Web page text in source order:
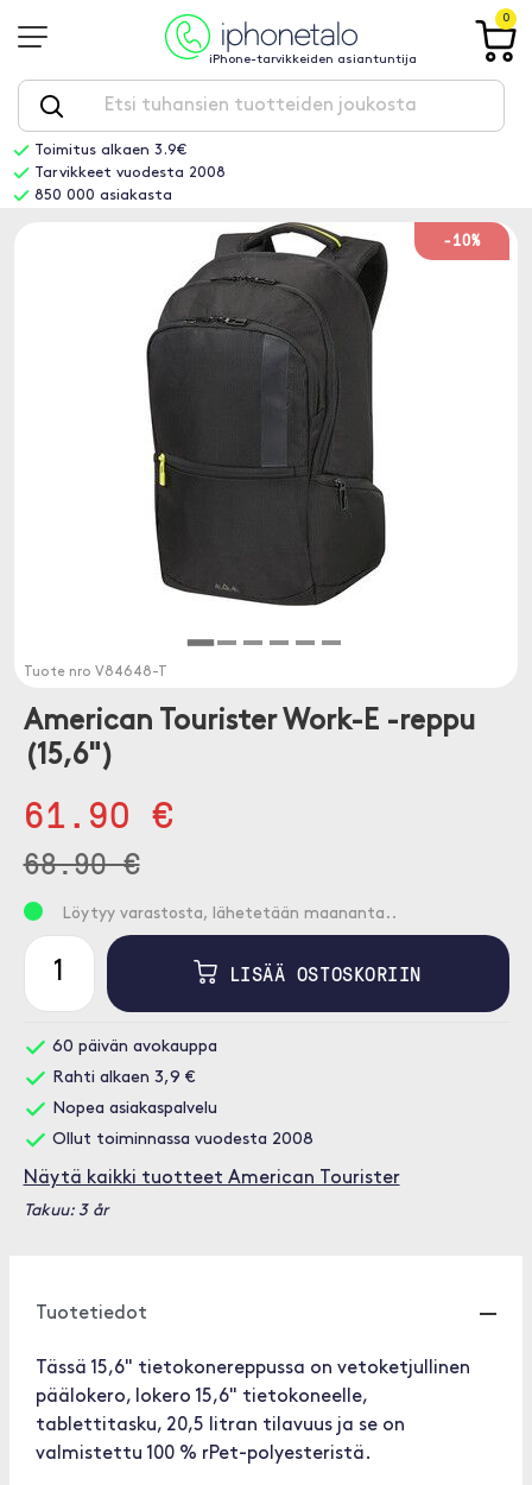
iPhone-tarvikkeiden asiantuntija
0
Toimitus alkaen 3.9€
Tarvikkeet vuodesta 2008
850 000 asiakasta
-10%
Tuote nro V84648-T
American Tourister Work-E -reppu
(15,6")
61.90 €
68.90 €
Löytyy varastosta, lähetetään maananta..
LISÄÄ OSTOSKORIIN
60 päivän avokauppa
Rahti alkaen 3,9 €
Nopea asiakaspalvelu
Ollut toiminnassa vuodesta 2008
Näytä kaikki tuotteet American Tourister
Takuu: 3 år
Tuotetiedot
Tässä 15,6" tietokonereppussa on vetoketjullinen
päälokero, lokero 15,6" tietokoneelle,
tablettitasku, 20,5 litran tilavuus ja se on
valmistettu 100 % rPet-polyesteristä.